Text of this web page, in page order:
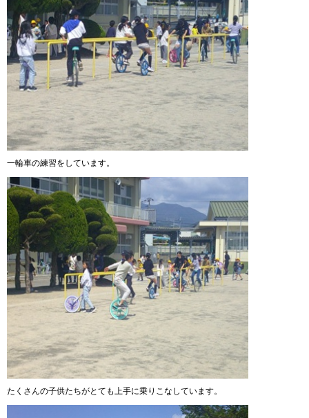
一輪車の練習をしています。
たくさんの子供たちがとても上手に乗りこなしています。